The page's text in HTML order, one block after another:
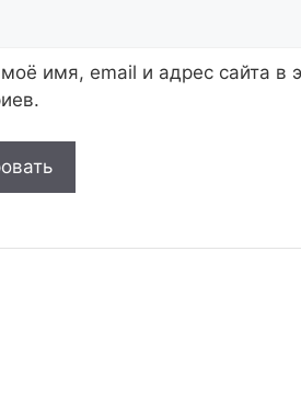
имя, email и адрес сайта